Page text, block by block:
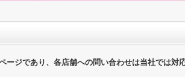
ジであり、各店舗への問い合わせは当社では対応